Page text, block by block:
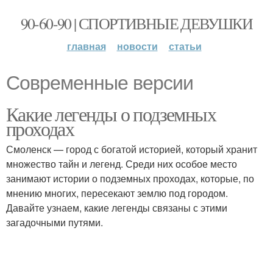
90-60-90 | СПОРТИВНЫЕ ДЕВУШКИ
главная новости статьи
Современные версии
Какие легенды о подземных
проходах
Смоленск — город с богатой историей, который хранит
множество тайн и легенд. Среди них особое место
занимают истории о подземных проходах, которые, по
мнению многих, пересекают землю под городом.
Давайте узнаем, какие легенды связаны с этими
загадочными путями.